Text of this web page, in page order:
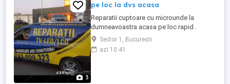
3
pe loc la dvs acasa
Reparatii cuptoare cu microunde la
dumneavoastra acasa pe loc rapid .
Calitate Garantie
Sector 1, Bucuresti
azi 10:41